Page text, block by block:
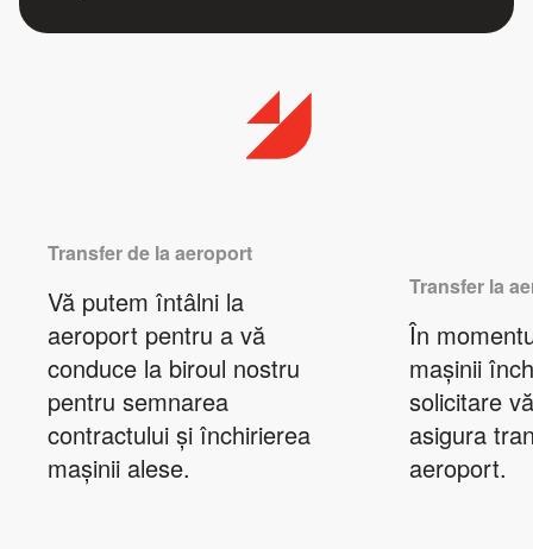
Transfer de la aeroport
Vă putem întâlni la
aeroport pentru a vă
conduce la biroul nostru
pentru semnarea
contractului și închirierea
mașinii alese.
Transfer la
În
mașinii
solicitare
asigura
aeroport.